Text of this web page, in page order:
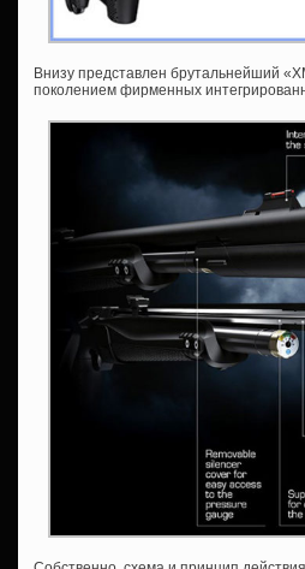
Внизу представлен брутальнейший
поколением фирменных